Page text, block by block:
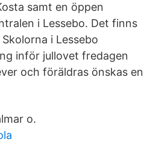
samt en öppen
i Lessebo. Det finns
i Lessebo
inför jullovet fredagen
och föräldras önskas en
o.